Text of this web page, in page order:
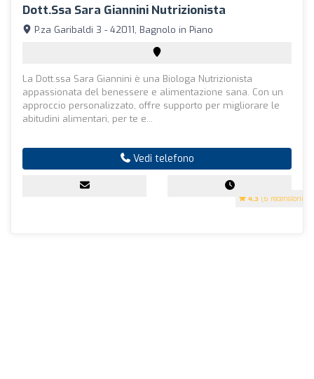
Dott.ssa Sara Giannini Nutrizionista
4.3 (6 recensioni)
P.za Garibaldi 3 - 42011, Bagnolo in Piano
La Dott.ssa Sara Giannini è una Biologa Nutrizionista
appassionata del benessere e alimentazione sana. Con un
approccio personalizzato, offre supporto per migliorare le
abitudini alimentari, per te e...
Vedi telefono